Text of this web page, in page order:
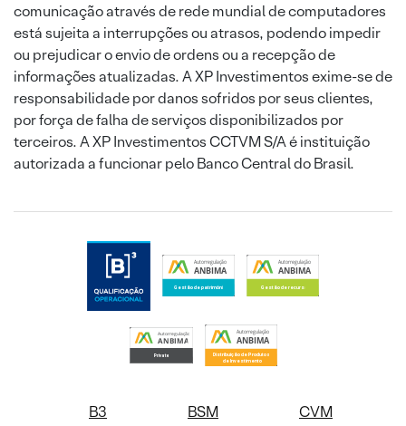
comunicação através de rede mundial de computadores
está sujeita a interrupções ou atrasos, podendo impedir
ou prejudicar o envio de ordens ou a recepção de
informações atualizadas. A XP Investimentos exime-se de
responsabilidade por danos sofridos por seus clientes,
por força de falha de serviços disponibilizados por
terceiros. A XP Investimentos CCTVM S/A é instituição
autorizada a funcionar pelo Banco Central do Brasil.
B3 BSM CVM